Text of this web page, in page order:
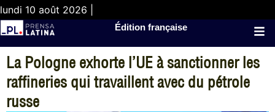
lundi 10 août 2026 |
Édition française
La Pologne exhorte l’UE à sanctionner les
raffineries qui travaillent avec du pétrole
russe